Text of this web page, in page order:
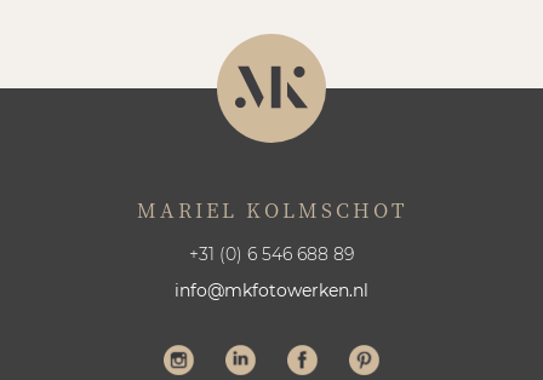
MARIEL KOLMSCHOT
+31 (0) 6 546 688 89
info@mkfotowerken.nl